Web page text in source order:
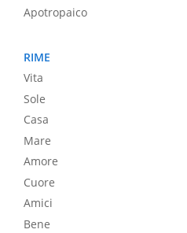
Apotropaico
RIME
Vita
Sole
Casa
Mare
Amore
Cuore
Amici
Bene